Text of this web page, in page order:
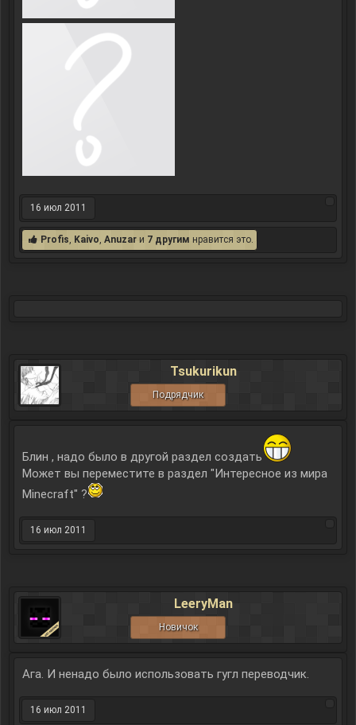
16 июл 2011
Profis, Kaivo, Anuzar и 7 другим нравится это.
Tsukurikun
Подрядчик
Блин , надо было в другой раздел создать
Может вы переместите в раздел "Интересное из мира
Minecraft" ?
16 июл 2011
LeeryMan
Новичок
Ага. И ненадо было использовать гугл переводчик.
16 июл 2011